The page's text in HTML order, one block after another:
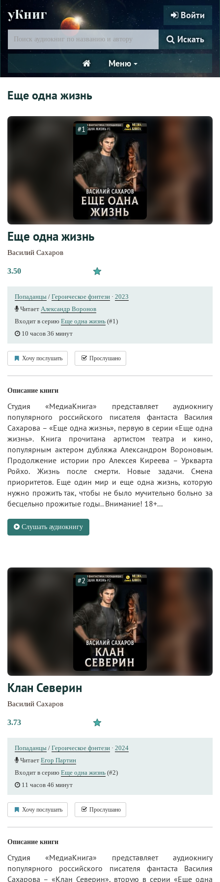
уКниг Войти
Искать
Меню
Еще одна жизнь
#1
Еще одна жизнь
Василий Сахаров
3.50
Попаданцы / Героическое фэнтези · 2023
Читает Александр Воронов
Входит в серию Еще одна жизнь (#1)
10 часов 36 минут
Хочу послушать Прослушано
Описание книги
Студия «МедиаКнига» представляет аудиокнигу
популярного российского писателя фантаста Василия
Сахарова – «Еще одна жизнь», первую в серии «Еще одна
жизнь». Книга прочитана артистом театра и кино,
популярным актером дубляжа Александром Вороновым.
Продолжение истории про Алексея Киреева – Уркварта
Ройхо. Жизнь после смерти. Новые задачи. Смена
приоритетов. Еще один мир и еще одна жизнь, которую
нужно прожить так, чтобы не было мучительно больно за
бесцельно прожитые годы.. Внимание! 18+...
Слушать аудиокнигу
#2
Клан Северин
Василий Сахаров
3.73
Попаданцы / Героическое фэнтези · 2024
Читает Егор Партин
Входит в серию Еще одна жизнь (#2)
11 часов 46 минут
Хочу послушать Прослушано
Описание книги
Студия «МедиаКнига» представляет аудиокнигу
популярного российского писателя фантаста Василия
Сахарова – «Клан Северин», вторую в серии «Еще одна